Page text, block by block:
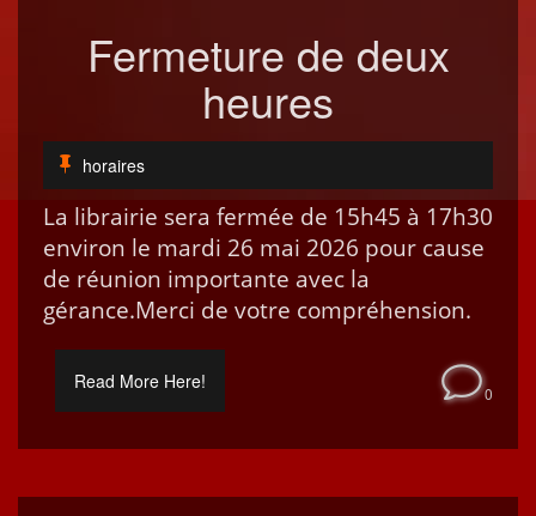
Fermeture de deux
heures
horaires
La librairie sera fer­mée de 15h45 à 17h30
env­i­ron le mar­di 26 mai 2026 pour cause
de réu­nion impor­tante avec la
gérance.Mer­ci de votre compréhension.
Read More Here!
0